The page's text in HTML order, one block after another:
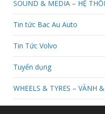
SOUND & MEDIA – HỆ
Tin tức Bac Au Auto
Tin Tức Volvo
Tuyển dụng
WHEELS & TYRES – VÀNH